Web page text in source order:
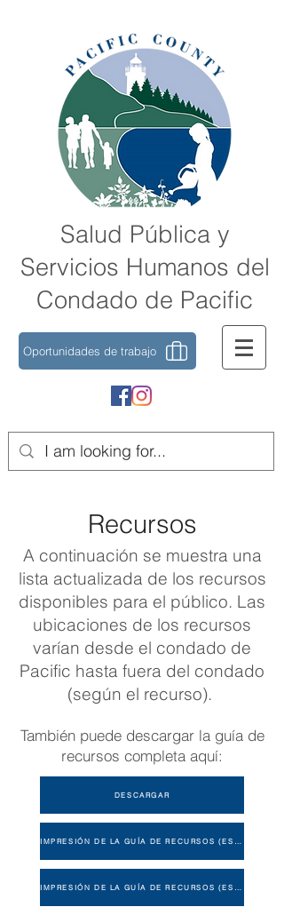
Salud Pública y
Servicios Humanos del
Condado de Pacific
Oportunidades de trabajo
Recursos
A continuación se muestra una
lista actualizada de los recursos
disponibles para el público. Las
ubicaciones de los recursos
varían desde el condado de
Pacific hasta fuera del condado
(según el recurso).
También puede descargar la guía de
recursos completa aquí:
DESCARGAR
IMPRESIÓN DE LA GUÍA DE RECURSOS (ESPAÑOL)
IMPRESIÓN DE LA GUÍA DE RECURSOS (ESPAÑOL)